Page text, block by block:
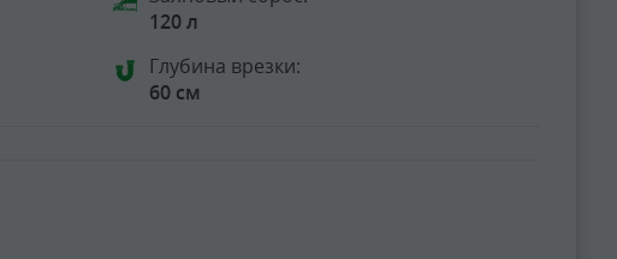
120 л
Глубина врезки:
60 см